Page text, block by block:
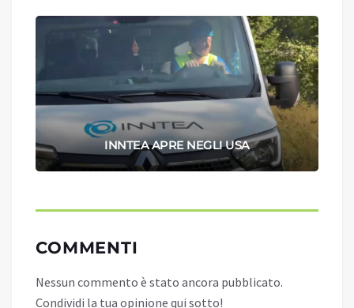
INNTEA APRE NEGLI USA
COMMENTI
Nessun commento è stato ancora pubblicato.
Condividi la tua opinione qui sotto!